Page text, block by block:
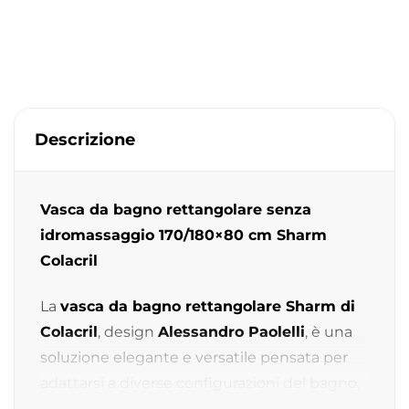
Descrizione
Vasca da bagno rettangolare senza
idromassaggio 170/180×80 cm Sharm
Colacril
La vasca da bagno rettangolare Sharm di
Colacril, design Alessandro Paolelli, è una
soluzione elegante e versatile pensata per